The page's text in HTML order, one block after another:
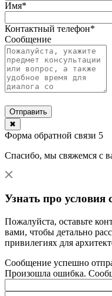
Имя*
Контактный телефон*
Сообщение
Отправить
✖
Форма обратной связи 5
Спасибо, мы свяжемся с
Узнать про условия
Пожалуйста, оставьте
вами, чтобы детально
привилегиях для
Сообщение успешно
Произошла ошибка.